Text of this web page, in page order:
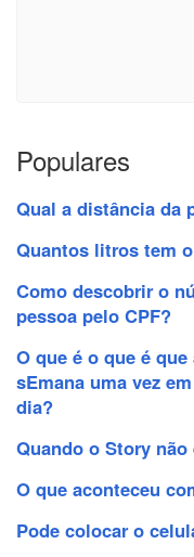
Populares
Qual a distância da
Quantos litros tem
Como descobrir o
pessoa pelo CPF?
O que é o que é
sEmana uma vez
dia?
Quando o Story
O que aconteceu
Pode colocar o